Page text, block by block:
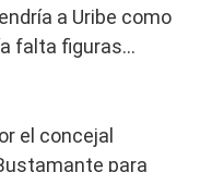
a Uribe como
falta figuras…
el concejal
para